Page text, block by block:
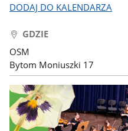
DODAJ DO KALENDARZA
GDZIE
OSM
Bytom Moniuszki 17